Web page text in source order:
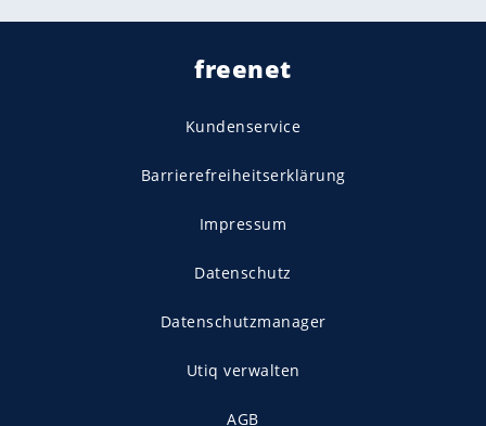
freenet
Kundenservice
Barrierefreiheitserklärung
Impressum
Datenschutz
Datenschutzmanager
Utiq verwalten
AGB